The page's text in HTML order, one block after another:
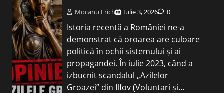
Mocanu Erich Iulie 3, 2026 0
Istoria recentă a României ne-a
demonstrat că oroarea are culoare
politică în ochii sistemului și ai
propagandei. În iulie 2023, când a
izbucnit scandalul „Azilelor
Groazei” din Ilfov (Voluntari și…